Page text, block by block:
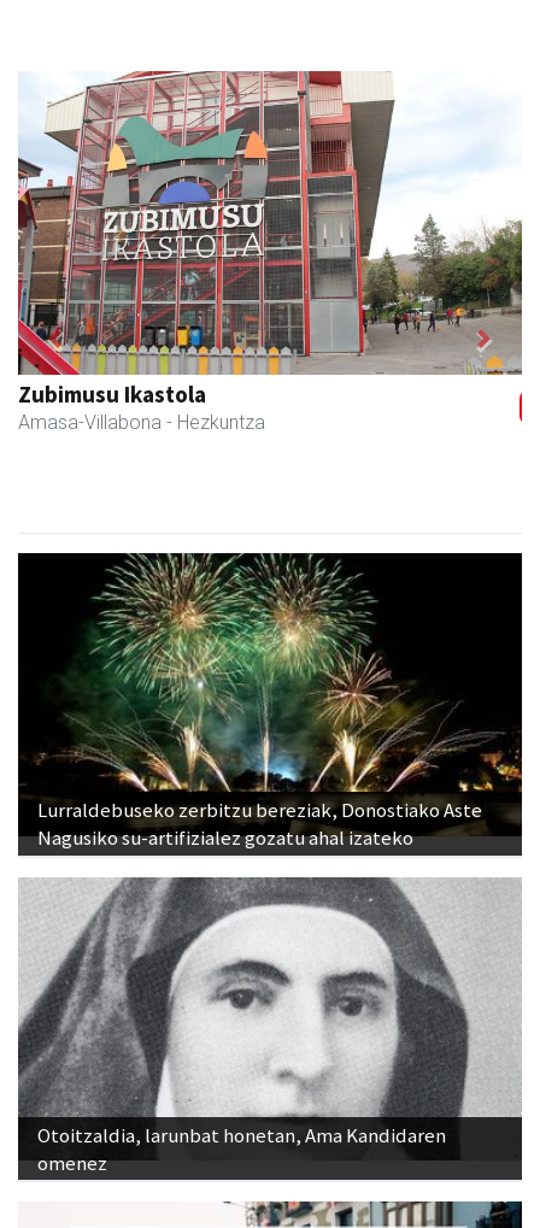
Zubimusu Ikastola
Amasa-Villabona - Hezkuntza
Previous Next
Lurraldebuseko zerbitzu bereziak, Donostiako Aste
Nagusiko su-artifizialez gozatu ahal izateko
Otoitzaldia, larunbat honetan, Ama Kandidaren
omenez